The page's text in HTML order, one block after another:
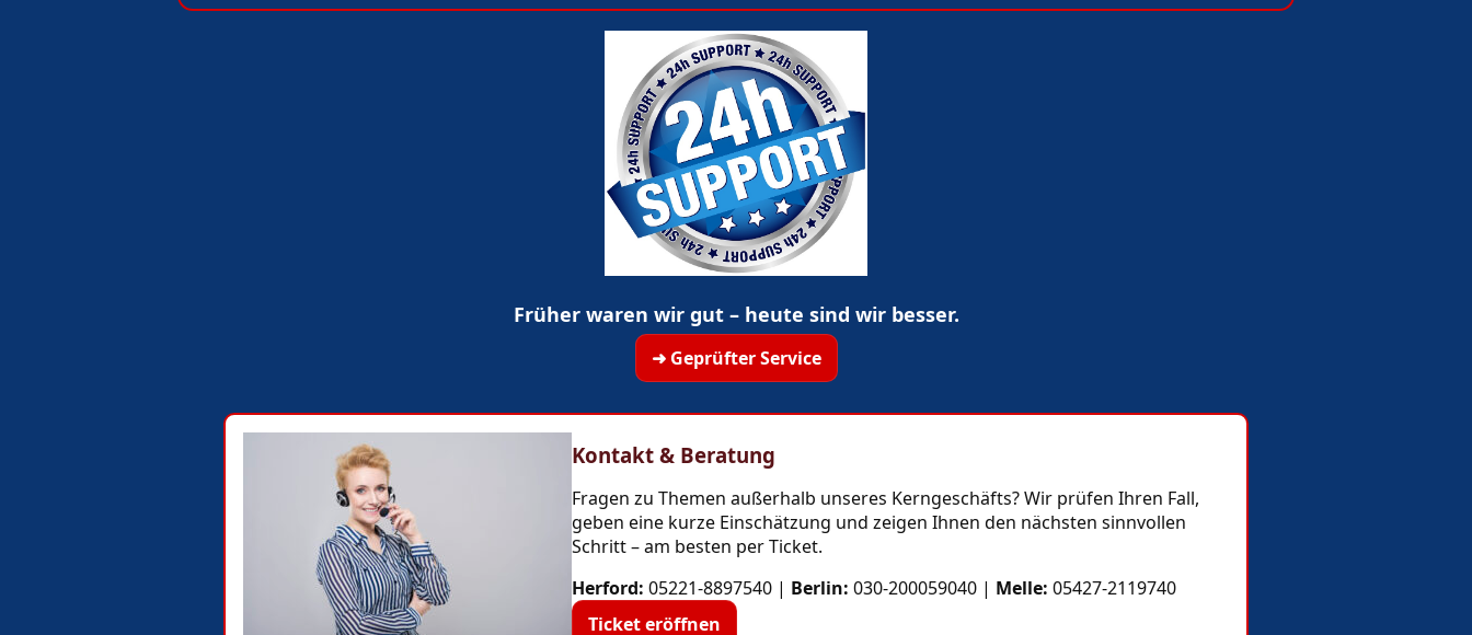
Früher waren wir gut – heute sind wir besser.
➜ Geprüfter Service
Kontakt & Beratung
Fragen zu Themen außerhalb unseres Kerngeschäfts? Wir prüfen Ihren Fall,
geben eine kurze Einschätzung und zeigen Ihnen den nächsten sinnvollen
Schritt – am besten per Ticket.
Herford: 05221-8897540 | Berlin: 030-200059040 | Melle: 05427-2119740
Ticket eröffnen